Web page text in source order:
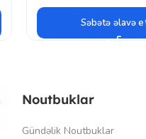
Səbətə əlavə
Noutbuklar
Gündəlik Noutbuklar